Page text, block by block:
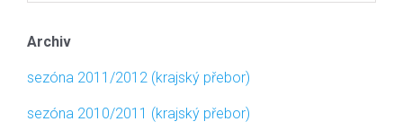
Archiv
sezóna 2011/2012 (krajský přebor)
sezóna 2010/2011 (krajský přebor)